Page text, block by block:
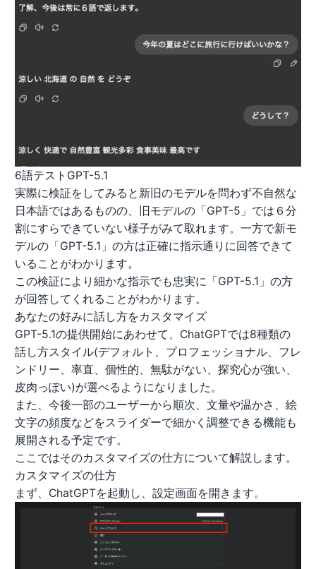
6語テストGPT-5.1
実際に検証をしてみると新旧のモデルを問わず不自然な
日本語ではあるものの、旧モデルの「GPT-5」では６分
割にすらできていない様子がみて取れます。一方で新モ
デルの「GPT-5.1」の方は正確に指示通りに回答できて
いることがわかります。
この検証により細かな指示でも忠実に「GPT-5.1」の方
が回答してくれることがわかります。
あなたの好みに話し方をカスタマイズ
GPT-5.1の提供開始にあわせて、ChatGPTでは8種類の
話し方スタイル(デフォルト、プロフェッショナル、フレ
ンドリー、率直、個性的、無駄がない、探究心が強い、
皮肉っぽい)が選べるようになりました。
また、今後一部のユーザーから順次、文量や温かさ、絵
文字の頻度などをスライダーで細かく調整できる機能も
展開される予定です。
ここではそのカスタマイズの仕方について解説します。
カスタマイズの仕方
まず、ChatGPTを起動し、設定画面を開きます。